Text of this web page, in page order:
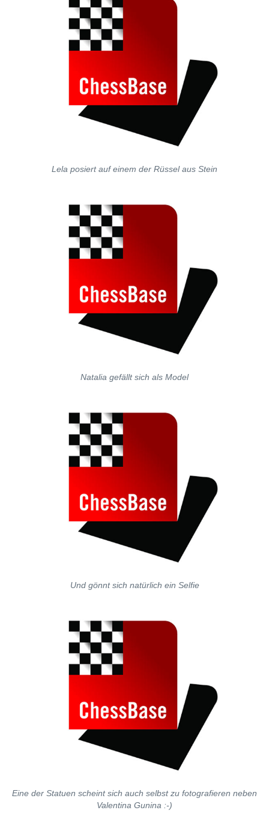
Lela posiert auf einem der Rüssel aus Stein
Natalia gefällt sich als Model
Und gönnt sich natürlich ein Selfie
Eine der Statuen scheint sich auch selbst zu fotografieren neben
Valentina Gunina :-)